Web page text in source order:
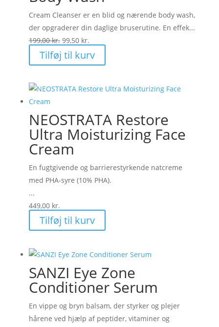
Cream Cleanser er en blid og nærende body wash,
der opgraderer din daglige bruserutine. En effek...
199,00kr. Den
oprindelige
pris
199,00 kr..
99,50 kr.
aktuelle
pris
99,50 kr..
Tilføj til kurv
NEOSTRATA Restore
Ultra Moisturizing Face
Cream
En fugtgivende og barrierestyrkende natcreme
med PHA-syre (10% PHA).
...
449,00 kr.
Tilføj til kurv
SANZI Eye Zone
Conditioner Serum
En vippe og bryn balsam, der styrker og plejer
hårene ved hjælp af peptider, vitaminer og